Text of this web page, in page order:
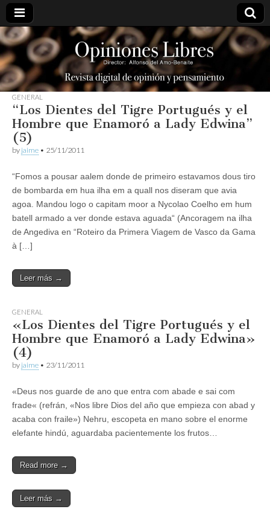
opinioneslibres
GENERAL
“Los Dientes del Tigre Portugués y el
Hombre que Enamoró a Lady Edwina”
(5)
by jaime • 25/11/2011
“Fomos a pousar aalem donde de primeiro estavamos dous tiro
de bombarda em hua ilha em a quall nos diseram que avia
agoa. Mandou logo o capitam moor a Nycolao Coelho em hum
batell armado a ver donde estava aguada“ (Ancoragem na ilha
de Angediva en “Roteiro da Primera Viagem de Vasco da Gama
à […]
Leer más →
GENERAL
«Los Dientes del Tigre Portugués y el
Hombre que Enamoró a Lady Edwina»
(4)
by jaime • 23/11/2011
«Deus nos guarde de ano que entra com abade e sai com
frade« (refrán, «Nos libre Dios del año que empieza con abad y
acaba con fraile») Nehru, escopeta en mano sobre el enorme
elefante hindú, aguardaba pacientemente los frutos…
Read more →
Leer más →